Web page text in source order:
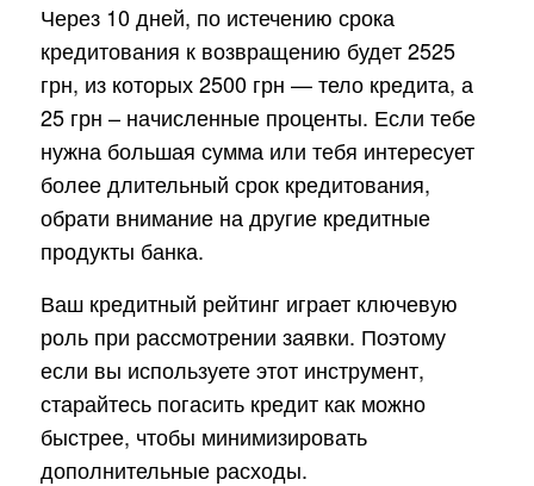
Через 10 дней, по истечению срока
кредитования к возвращению будет 2525
грн, из которых 2500 грн — тело кредита, а
25 грн – начисленные проценты. Если тебе
нужна большая сумма или тебя интересует
более длительный срок кредитования,
обрати внимание на другие кредитные
продукты банка.
Ваш кредитный рейтинг играет ключевую
роль при рассмотрении заявки. Поэтому
если вы используете этот инструмент,
старайтесь погасить кредит как можно
быстрее, чтобы минимизировать
дополнительные расходы.